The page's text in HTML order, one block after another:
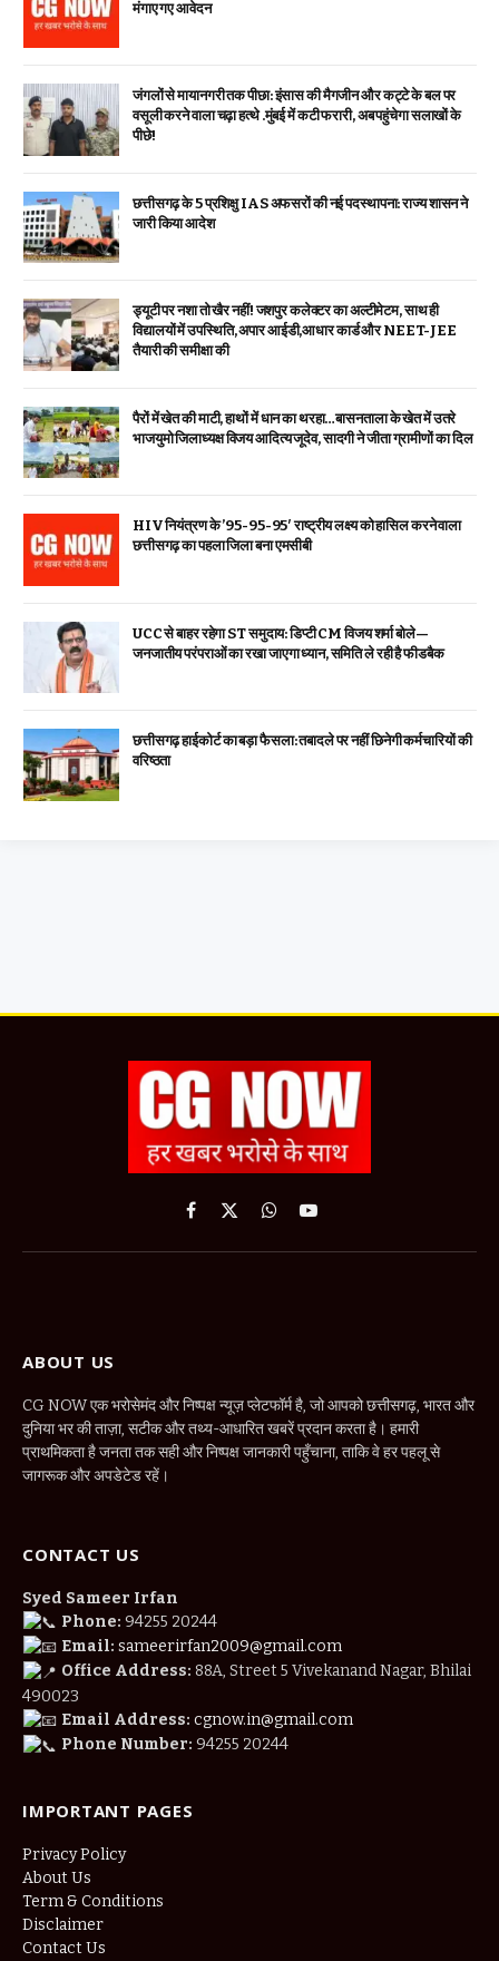
मंगाए गए आवेदन
जंगलों से मायानगरी तक पीछा: इंसास की मैगजीन और कट्टे के बल पर
वसूली करने वाला चढ़ा हत्थे .मुंबई में कटी फरारी, अब पहुंचेगा सलाखों के
पीछे!
छत्तीसगढ़ के 5 प्रशिक्षु IAS अफसरों की नई पदस्थापना: राज्य शासन ने
जारी किया आदेश
ड्यूटी पर नशा तो खैर नहीं! जशपुर कलेक्टर का अल्टीमेटम, साथ ही
विद्यालयों में उपस्थिति, अपार आईडी,आधार कार्ड और NEET-JEE
तैयारी की समीक्षा की
पैरों में खेत की माटी, हाथों में धान का थरहा…बासनताला के खेत में उतरे
भाजयुमो जिलाध्यक्ष विजय आदित्य जूदेव, सादगी ने जीता ग्रामीणों का दिल
HIV नियंत्रण के ’95-95-95′ राष्ट्रीय लक्ष्य को हासिल करने वाला
छत्तीसगढ़ का पहला जिला बना एमसीबी
UCC से बाहर रहेगा ST समुदाय: डिप्टी CM विजय शर्मा बोले—
जनजातीय परंपराओं का रखा जाएगा ध्यान, समिति ले रही है फीडबैक
छत्तीसगढ़ हाईकोर्ट का बड़ा फैसला: तबादले पर नहीं छिनेगी कर्मचारियों की
वरिष्ठता
Facebook
X
WhatsApp
YouTube
ABOUT US
CG NOW एक भरोसेमंद और निष्पक्ष न्यूज़ प्लेटफॉर्म है, जो आपको छत्तीसगढ़, भारत और
दुनिया भर की ताज़ा, सटीक और तथ्य-आधारित खबरें प्रदान करता है। हमारी
प्राथमिकता है जनता तक सही और निष्पक्ष जानकारी पहुँचाना, ताकि वे हर पहलू से
जागरूक और अपडेटेड रहें।
CONTACT US
Syed Sameer Irfan
Phone: 94255 20244
Email: sameerirfan2009@gmail.com
Office Address: 88A, Street 5 Vivekanand Nagar, Bhilai
490023
Email Address: cgnow.in@gmail.com
Phone Number: 94255 20244
IMPORTANT PAGES
Privacy Policy
About Us
Term & Conditions
Disclaimer
Contact Us